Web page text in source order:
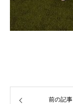
前の記事